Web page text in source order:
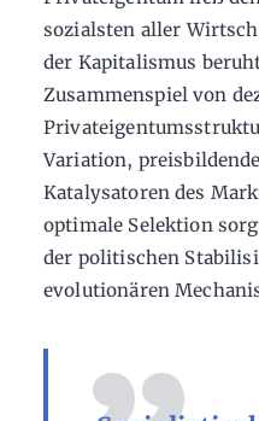
sozialsten aller
der Kapitalismus
Zusammenspiel von
Variation,
Katalysatoren des
optimale Selektion
der politischen
evolutionären